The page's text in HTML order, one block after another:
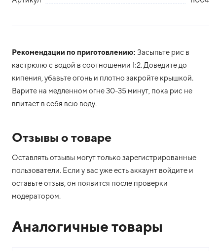
Рекомендации по приготовлению: Засыпьте рис в
кастрюлю с водой в соотношении 1:2. Доведите до
кипения, убавьте огонь и плотно закройте крышкой.
Варите на медленном огне 30-35 минут, пока рис не
впитает в себя всю воду.
Отзывы о товаре
Оставлять отзывы могут только зарегистрированные
пользователи. Если у вас уже есть аккаунт войдите и
оставьте отзыв, он появится после проверки
модератором.
Аналогичные товары